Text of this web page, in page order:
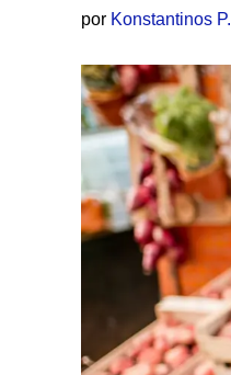
por Konstantinos P.